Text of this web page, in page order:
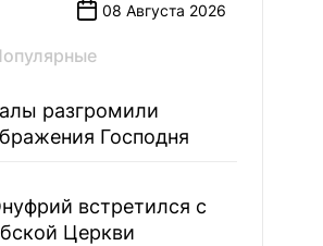
08 Августа 2026
разгромили
Господня
встретился с
Церкви